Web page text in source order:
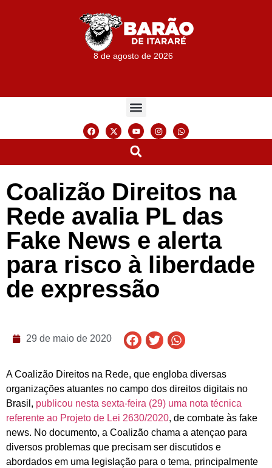
8 de agosto de 2026
Coalizão Direitos na
Rede avalia PL das
Fake News e alerta
para risco à liberdade
de expressão
29 de maio de 2020
A Coalizão Direitos na Rede, que engloba diversas
organizações atuantes no campo dos direitos digitais no
Brasil, publicou nesta sexta-feira (29) uma nota técnica
referente ao Projeto de Lei 2630/2020, de combate às fake
news. No documento, a Coalizão chama a atençao para
diversos problemas que precisam ser discutidos e
abordados em uma legislação para o tema, principalmente